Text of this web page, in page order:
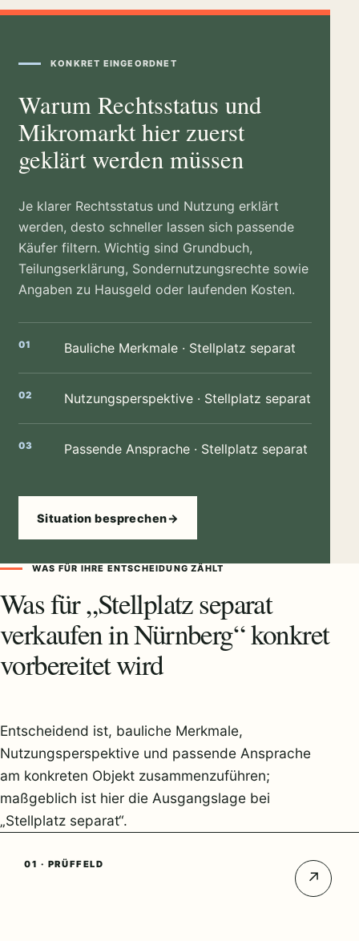
KONKRET EINGEORDNET
Warum Rechtsstatus und
Mikromarkt hier zuerst
geklärt werden müssen
Je klarer Rechtsstatus und Nutzung erklärt
werden, desto schneller lassen sich passende
Käufer filtern. Wichtig sind Grundbuch,
Teilungserklärung, Sondernutzungsrechte sowie
Angaben zu Hausgeld oder laufenden Kosten.
Bauliche Merkmale · Stellplatz separat
Nutzungsperspektive · Stellplatz separat
Passende Ansprache · Stellplatz separat
Situation besprechen→
WAS FÜR IHRE ENTSCHEIDUNG ZÄHLT
Was für „Stellplatz separat
verkaufen in Nürnberg“ konkret
vorbereitet wird
Entscheidend ist, bauliche Merkmale,
Nutzungsperspektive und passende Ansprache
am konkreten Objekt zusammenzuführen;
maßgeblich ist hier die Ausgangslage bei
„Stellplatz separat“.
01 · PRÜFFELD
↗